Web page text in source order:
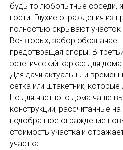
будь то любопытные соседи,
гости. Глухие ограждения из
полностью скрывают участок
Во-вторых, забор обозначает
предотвращая споры. В-
эстетический каркас для
Для дачи актуальны и
сетка или штакетник,
Но для частного дома чаще
конструкции, рассчитанные
подобранное ограждение
стоимость участка и
участка.